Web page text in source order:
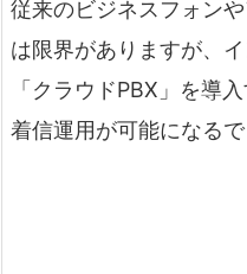
従来のビジネスフォン
は限界がありますが、
「クラウドPBX」を導
着信運用が可能になるで